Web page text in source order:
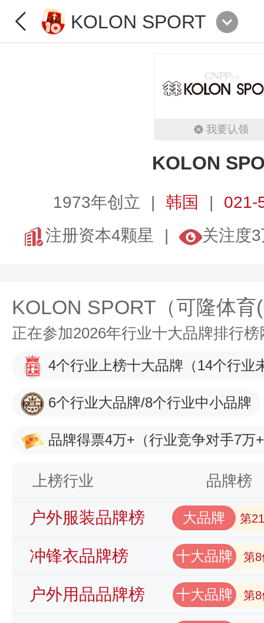
KOLON SPORT
我要认领
KOLON
1973年创立 韩国
021-
注册资本4颗星
关注度
KOLON SPORT（可隆体
正在参加2026年行业十大品牌排行
4个行业上榜十大品牌 （14个行业
6个行业大品牌/8个行业中小品牌
品牌得票4万+ （行业竞争对手7万
上榜行业 品牌榜
户外服装品牌榜 大品牌 第
冲锋衣品牌榜 十大品牌 第8
户外用品品牌榜 十大品牌 第8